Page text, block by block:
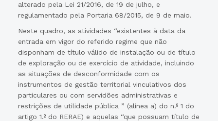
alterado pela Lei 21/2016, de 19 de julho, e
regulamentado pela Portaria 68/2015, de 9 de maio.
Neste quadro, as atividades “existentes à data da
entrada em vigor do referido regime que não
disponham de título válido de instalação ou de título
de exploração ou de exercício de atividade, incluindo
as situações de desconformidade com os
instrumentos de gestão territorial vinculativos dos
particulares ou com servidões administrativas e
restrições de utilidade pública ” (alínea a) do n.º 1 do
artigo 1.º do RERAE) e aquelas “que possuam título de